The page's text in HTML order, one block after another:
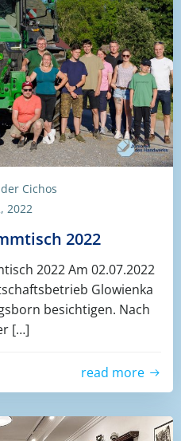
Cichos
2022
2022
2022 Am 02.07.2022
Glowienka
besichtigen. Nach
[…]
read more